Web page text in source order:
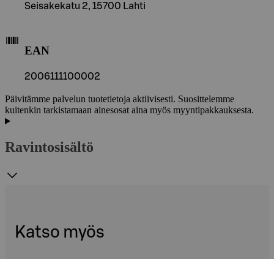
Seisakekatu 2, 15700 Lahti
EAN
2006111100002
Päivitämme palvelun tuotetietoja aktiivisesti. Suosittelemme
kuitenkin tarkistamaan ainesosat aina myös myyntipakkauksesta.
Ravintosisältö
Katso myös